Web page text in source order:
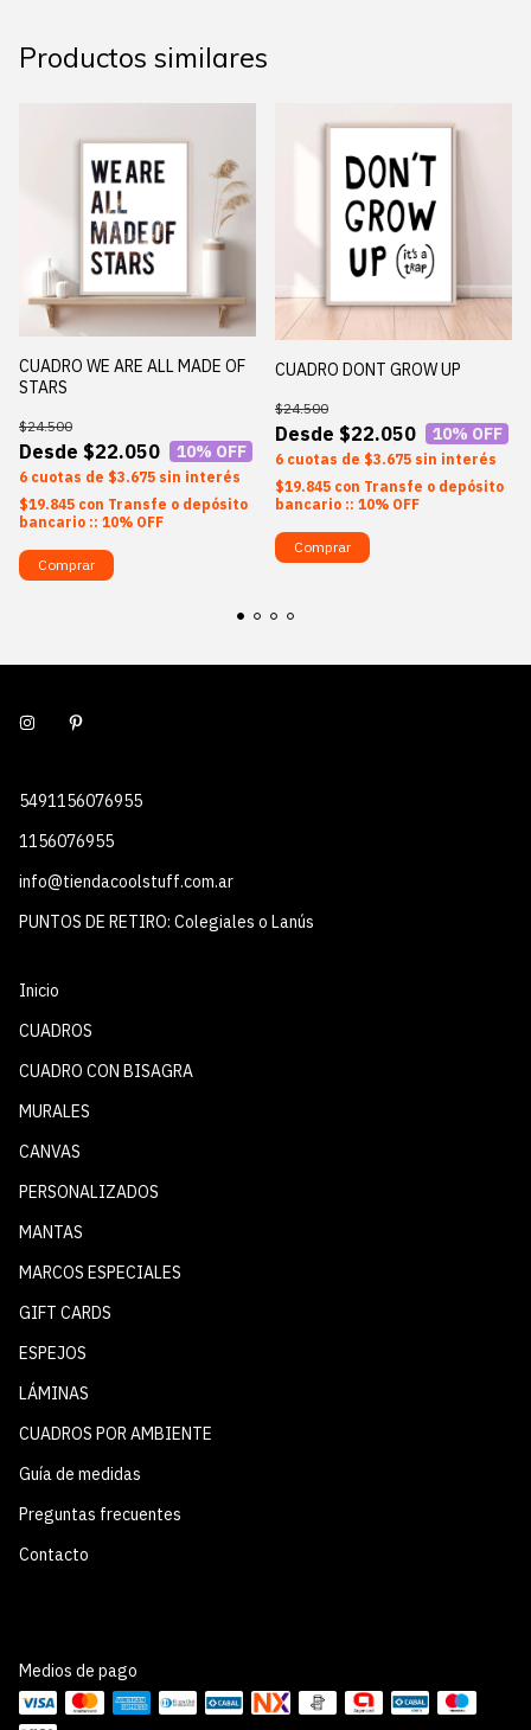
Productos similares
CUADRO WE ARE ALL MADE OF
STARS
$22.050
$24.500
10% OFF
6 $3.675 sin interés
$19.845 con Transfe o depósito
bancario :: 10% OFF
Comprar
CUADRO DONT GROW UP
$22.050
$24.500
10% OFF
6 $3.675 sin interés
$19.845 con Transfe o depósito
bancario :: 10% OFF
Comprar
5491156076955
1156076955
info@tiendacoolstuff.com.ar
PUNTOS DE RETIRO: Colegiales o Lanús
Inicio
CUADROS
CUADRO CON BISAGRA
MURALES
CANVAS
PERSONALIZADOS
MANTAS
MARCOS ESPECIALES
GIFT CARDS
ESPEJOS
LÁMINAS
CUADROS POR AMBIENTE
Guía de medidas
Preguntas frecuentes
Contacto
Medios de pago